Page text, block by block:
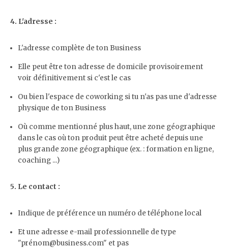
4. L'adresse :
L'adresse complète de ton Business
Elle peut être ton adresse de domicile provisoirement
voir définitivement si c'est le cas
Ou bien l'espace de coworking si tu n'as pas une d'adresse
physique de ton Business
Où comme mentionné plus haut, une zone géographique
dans le cas où ton produit peut être acheté depuis une
plus grande zone géographique (ex. : formation en ligne,
coaching ...)
5. Le contact :
Indique de préférence un numéro de téléphone local
Et une adresse e-mail professionnelle de type
"prénom@business.com" et pas